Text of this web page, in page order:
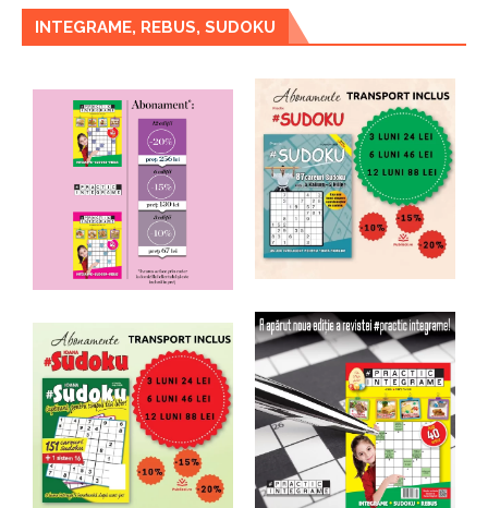
INTEGRAME, REBUS, SUDOKU